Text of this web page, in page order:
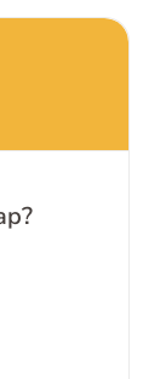
Lessen